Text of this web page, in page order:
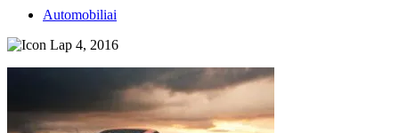
Automobiliai
Lap 4, 2016